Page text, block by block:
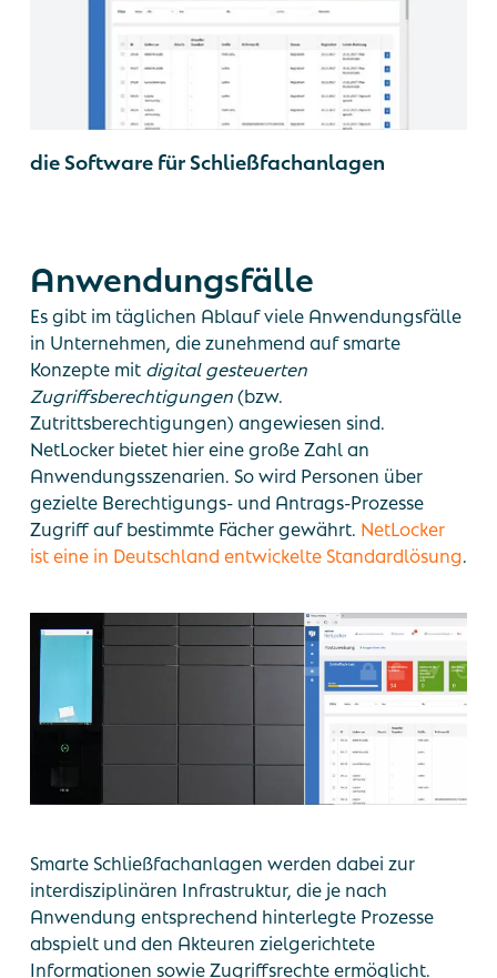
die Software für Schließfachanlagen
Anwendungsfälle
Es gibt im täglichen Ablauf viele Anwendungsfälle
in Unternehmen, die zunehmend auf smarte
Konzepte mit digital gesteuerten
Zugriffsberechtigungen(bzw.
Zutrittsberechtigungen) angewiesen sind.
NetLocker bietet hier eine große Zahl an
Anwendungsszenarien. So wird Personen über
gezielte Berechtigungs- und Antrags-Prozesse
Zugriff auf bestimmte Fächer gewährt. NetLocker
ist eine in Deutschland entwickelte Standardlösung.
Smarte Schließfachanlagen werden dabei zur
interdisziplinären Infrastruktur, die je nach
Anwendung entsprechend hinterlegte Prozesse
abspielt und den Akteuren zielgerichtete
Informationen sowie Zugriffsrechte ermöglicht.